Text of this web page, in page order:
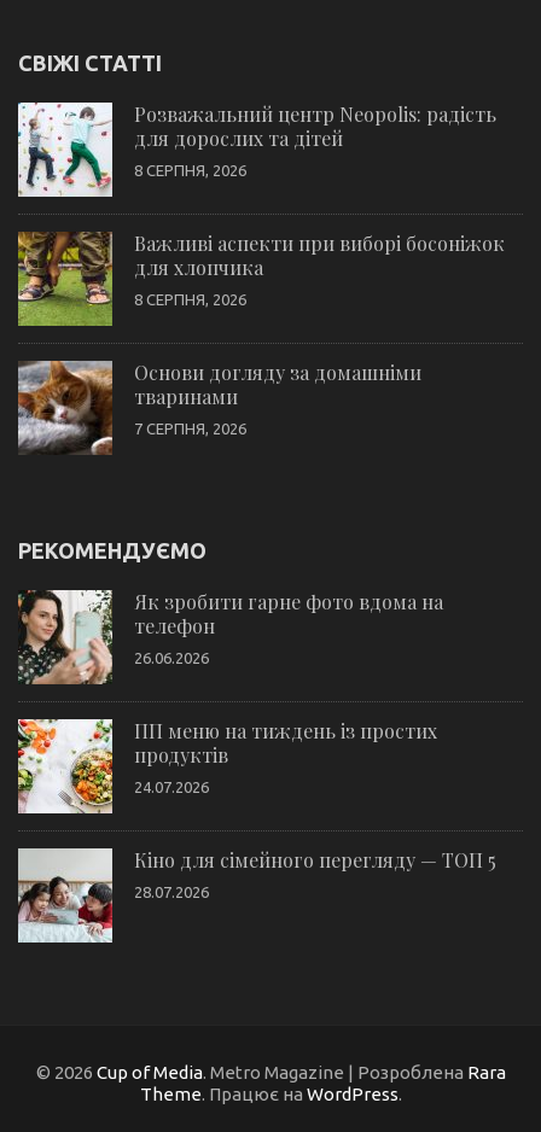
СВІЖІ СТАТТІ
Розважальний центр Neopolis: радість
для дорослих та дітей
8 СЕРПНЯ, 2026
Важливі аспекти при виборі босоніжок
для хлопчика
8 СЕРПНЯ, 2026
Основи догляду за домашніми
тваринами
7 СЕРПНЯ, 2026
РЕКОМЕНДУЄМО
Як зробити гарне фото вдома на
телефон
26.06.2026
ПП меню на тиждень із простих
продуктів
24.07.2026
Кіно для сімейного перегляду — ТОП 5
28.07.2026
© 2026 Cup of Media. Metro Magazine | Розроблена Rara
Theme. Працює на WordPress.